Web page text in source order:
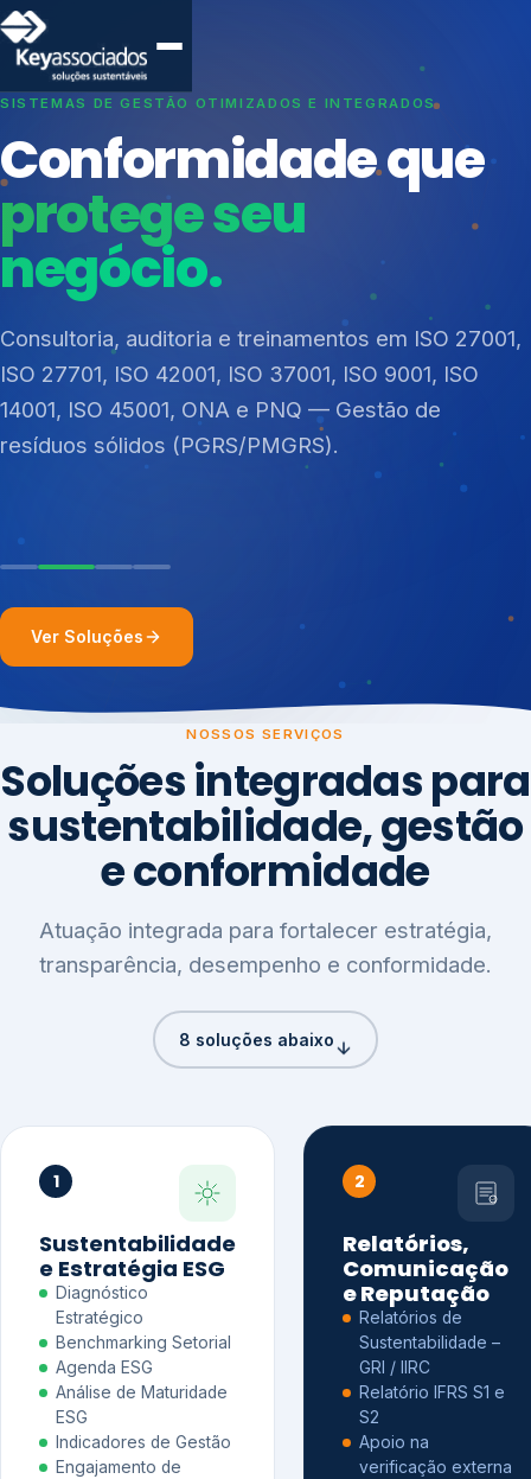
SISTEMAS DE GESTÃO OTIMIZADOS E INTEGRADOS
Conformidade que
protege seu
negócio.
Consultoria, auditoria e treinamentos em ISO 27001,
ISO 27701, ISO 42001, ISO 37001, ISO 9001, ISO
14001, ISO 45001, ONA e PNQ — Gestão de
resíduos sólidos (PGRS/PMGRS).
Índices de Mercado
Reputação e Cadeia
Reporte Regulatório
Ver Soluções
NOSSOS SERVIÇOS
Soluções integradas para
sustentabilidade, gestão
e conformidade
Atuação integrada para fortalecer estratégia,
transparência, desempenho e conformidade.
8 soluções abaixo
1
Sustentabilidade
e Estratégia ESG
Diagnóstico
Estratégico
Benchmarking Setorial
Agenda ESG
Análise de Maturidade
ESG
Indicadores de Gestão
Engajamento de
2
Relatórios,
Comunicação
e Reputação
Relatórios de
Sustentabilidade –
GRI / IIRC
Relatório IFRS S1 e
S2
Apoio na
verificação externa